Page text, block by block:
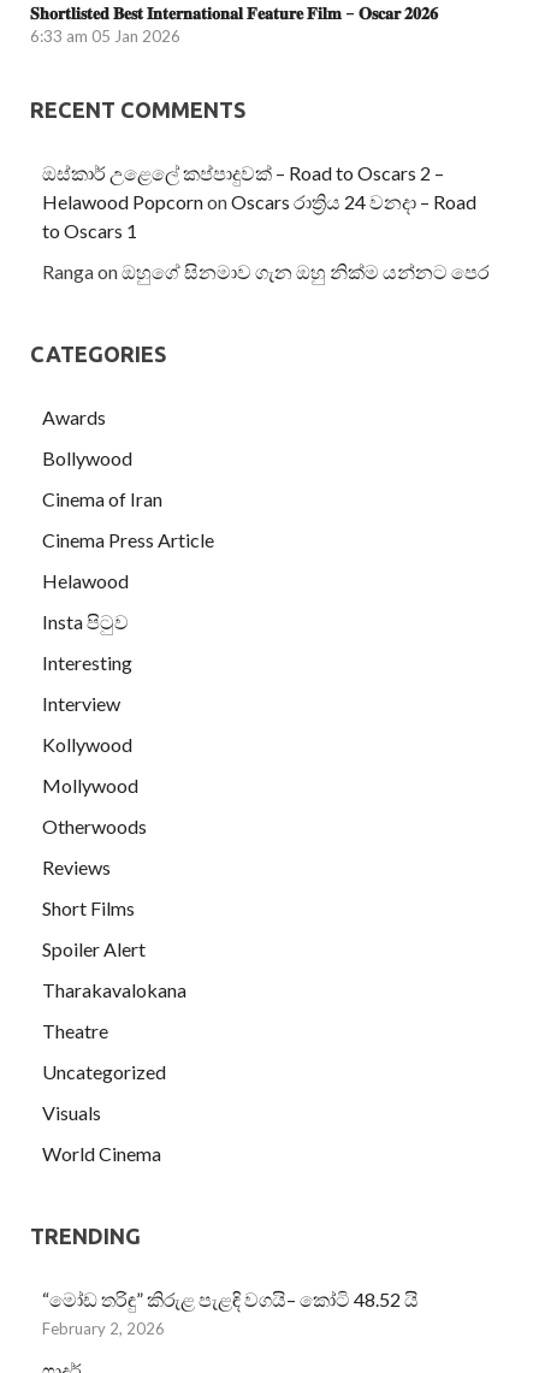
𝐒𝐡𝐨𝐫𝐭𝐥𝐢𝐬𝐭𝐞𝐝 𝐁𝐞𝐬𝐭 𝐈𝐧𝐭𝐞𝐫𝐧𝐚𝐭𝐢𝐨𝐧𝐚𝐥 𝐅𝐞𝐚𝐭𝐮𝐫𝐞 𝐅𝐢𝐥𝐦 – 𝐎𝐬𝐜𝐚𝐫 𝟐𝟎𝟐𝟔
6:33 am 05 Jan 2026
RECENT COMMENTS
ඔස්කාර් උළෙලේ කප්පාදුවක් – Road to Oscars 2 –
Helawood PopcornonOscars රාත්‍රිය 24 වනදා – Road
to Oscars 1
Rangaonඔහුගේ සිනමාව ගැන ඔහු නික්ම යන්නට පෙර
CATEGORIES
Awards
Bollywood
Cinema of Iran
Cinema Press Article
Helawood
Insta පිටුව
Interesting
Interview
Kollywood
Mollywood
Otherwoods
Reviews
Short Films
Spoiler Alert
Tharakavalokana
Theatre
Uncategorized
Visuals
World Cinema
TRENDING
“මෝඩ තරිඳු” කිරුළ පැළඳි වගයි– කෝටි 48.52 යි
February 2, 2026